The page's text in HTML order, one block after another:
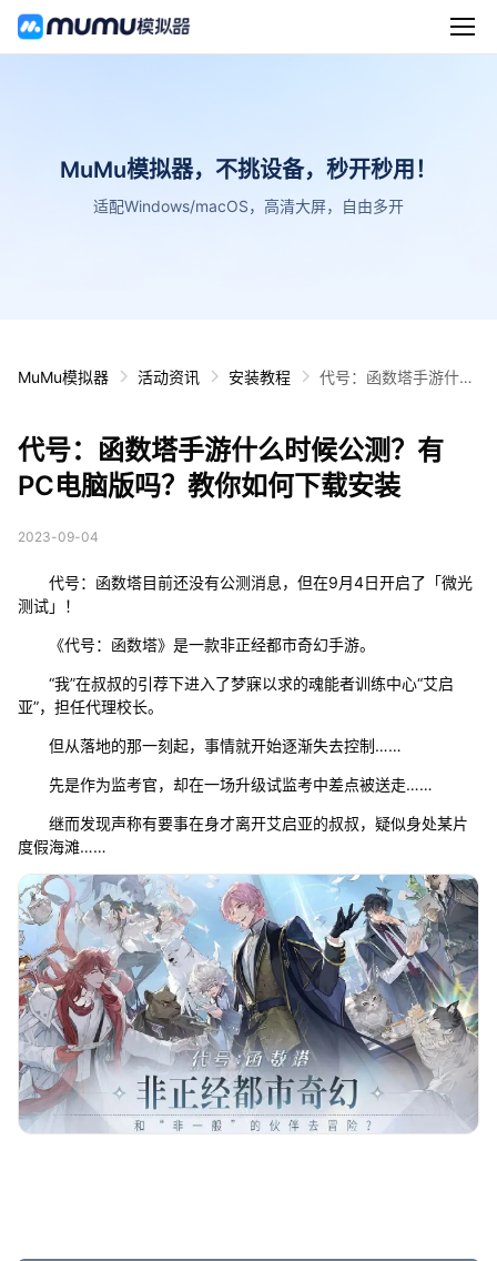
MuMu模拟器，不挑设备，秒开秒用！
适配Windows/macOS，高清大屏，自由多开
MuMu模拟器 活动资讯 安装教程
代号：函数塔手游什么
装
代号：函数塔手游什么时候公测？有
PC电脑版吗？教你如何下载安装
2023-09-04
代号：函数塔目前还没有公测消息，但在9月4日开启了「微光
测试」！
《代号：函数塔》是一款非正经都市奇幻手游。
“我”在叔叔的引荐下进入了梦寐以求的魂能者训练中心“艾启
亚”，担任代理校长。
但从落地的那一刻起，事情就开始逐渐失去控制……
先是作为监考官，却在一场升级试监考中差点被送走……
继而发现声称有要事在身才离开艾启亚的叔叔，疑似身处某片
度假海滩……